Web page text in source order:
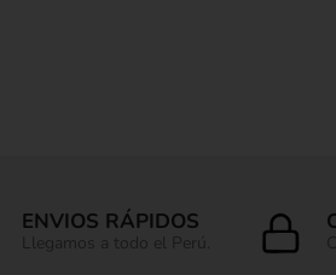
ENVIOS RÁPIDOS
Llegamos a todo el Perú.